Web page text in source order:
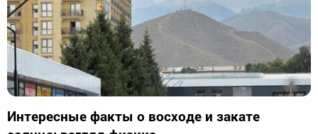
Интересные факты о восходе и закате